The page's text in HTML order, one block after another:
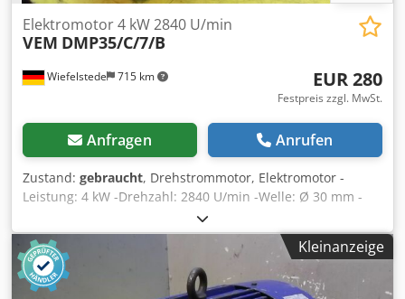
Wiefelstede 715 km
Elektromotor 4 kW 2840 U/min
VEM DMP35/C/7/B
EUR 280
Festpreis zzgl. MwSt.
Anfragen Anrufen
Zustand: gebraucht, Drehstrommotor, Elektromotor -
Leistung: 4 kW -Drehzahl: 2840 U/min -Welle: Ø 30 mm -
Bauform: B5 -Schutzart: IP 44 -Abmessungen:
560/250/H215 mm Crsdpfectq Nxox Afuof -Gewicht: 55 kg
Kleinanzeige